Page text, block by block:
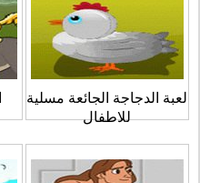
لعبة الدجاجة الجائعة مسلية
للاطفال